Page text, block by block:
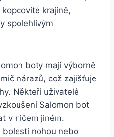
krajině,⁣
spolehlivým
boty mají výborně
nárazů, což ⁣zajišťuje
Někteří uživatelé
Salomon bot
v ničem jiném.‍
bolesti nohou nebo